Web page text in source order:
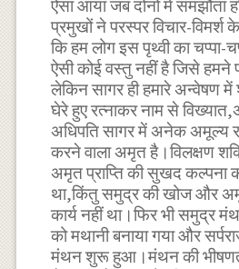
ऐसा आया जब दोनों में समझौता
प्रमुखों ने परस्पर विचार-विमर्श
कि हम लोग इस पृथ्वी का
ऐसी कोई वस्तु नहीं है जिसे हमने
लेकिन सागर ही हमारे अन्वेषण
घेरे हुए रत्नाकर नाम से
अधिपति सागर में अनेक अमूल्य
करने वाला अमृत है।विलक्षण
अमृत प्राप्ति की सुखद कल्पना
था,किंतु समुद्र की खोज और
कार्य नहीं था।फिर भी समुद्र
को मथानी बनाया गया और
मंथन शुरू हुआ।मंथन की